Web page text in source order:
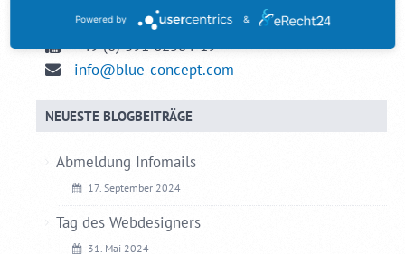
+49 (0) 391 62584-60
+49 (0) 391 62584-19
info@blue-concept.com
NEUESTE BLOGBEITRÄGE
Abmeldung Infomails
17. September 2024
Tag des Webdesigners
31. Mai 2024
Powered by &